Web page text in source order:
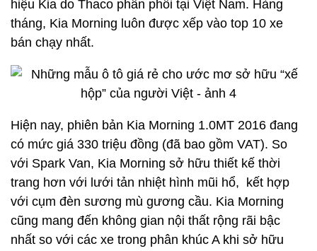
hiệu Kia do Thaco phân phối tại Việt Nam. Hàng
tháng, Kia Morning luôn được xếp vào top 10 xe
bán chạy nhất.
Hiện nay, phiên bản Kia Morning 1.0MT 2016 đang
có mức giá 330 triệu đồng (đã bao gồm VAT). So
với Spark Van, Kia Morning sở hữu thiết kế thời
trang hơn với lưới tản nhiệt hình mũi hổ, kết hợp
với cụm đèn sương mù gương cầu. Kia Morning
cũng mang đến không gian nội thất rộng rãi bậc
nhất so với các xe trong phân khúc A khi sở hữu